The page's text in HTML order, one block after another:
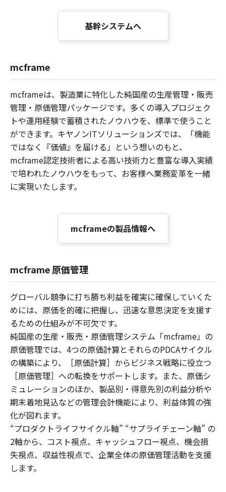
基幹システムへ
mcframe
mcframeは、製造業に特化した純国産の生産管理・販売
管理・原価管理パッケージです。多くの導入プロジェク
トや運用経験で蓄積されたノウハウを、標準で使うこと
ができます。キヤノンITソリューションズでは、「機能
ではなく『価値』を届ける」という想いのもと、
mcframe認定技術者による高い技術力と豊富な導入実績
で培われたノウハウをもって、お客様へ業務変革を一緒
に実現いたします。
mcframeの製品情報へ
mcframe 原価管理
グローバル競争に打ち勝ち利益を確実に確保していくた
めには、原価を的確に把握し、迅速な意思決定を支援す
るための仕組みが不可欠です。
純国産の生産・販売・原価管理システム「mcframe」の
原価管理では、4つの原価計算とそれらのPDCAサイクル
の構築により、［原価計算］からビジネス戦略に役立つ
［原価管理］への転換をサポートします。また、原価シ
ミュレーションのほか、製品別・得意先別の利益分析や
期末着地見込などの管理会計機能により、利益体質の強
化が図れます。
“プロダクトライフサイクル軸” “サプライチェーン軸” の
2軸から、コスト視点、キャッシュフロー視点、機会損
失視点、収益性視点で、企業全体の原価管理活動を支援
します。